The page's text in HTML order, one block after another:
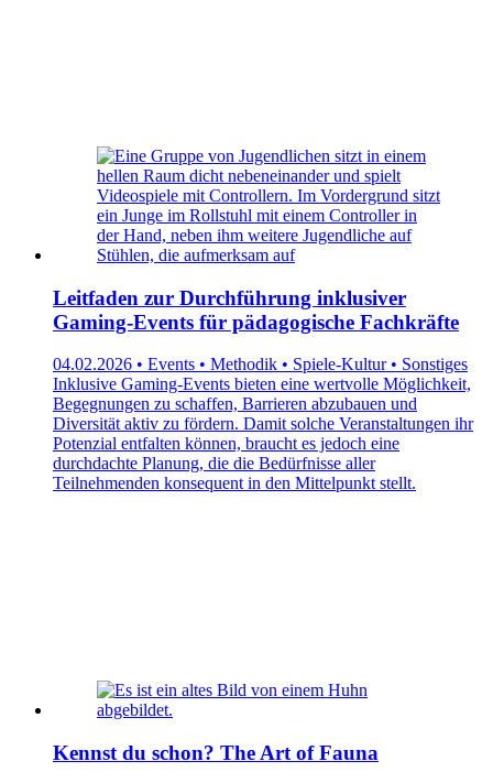
Leitfaden zur Durchführung inklusiver
Gaming-Events für pädagogische Fachkräfte
04.02.2026 • Events • Methodik • Spiele-Kultur • Sonstiges
Inklusive Gaming-Events bieten eine wertvolle Möglichkeit,
Begegnungen zu schaffen, Barrieren abzubauen und
Diversität aktiv zu fördern. Damit solche Veranstaltungen ihr
Potenzial entfalten können, braucht es jedoch eine
durchdachte Planung, die die Bedürfnisse aller
Teilnehmenden konsequent in den Mittelpunkt stellt.
Kennst du schon? The Art of Fauna